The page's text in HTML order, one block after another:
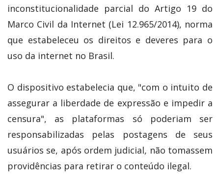
inconstitucionalidade parcial do Artigo 19 do
Marco Civil da Internet (Lei 12.965/2014), norma
que estabeleceu os direitos e deveres para o
uso da internet no Brasil.
O dispositivo estabelecia que, "com o intuito de
assegurar a liberdade de expressão e impedir a
censura", as plataformas só poderiam ser
responsabilizadas pelas postagens de seus
usuários se, após ordem judicial, não tomassem
providências para retirar o conteúdo ilegal.